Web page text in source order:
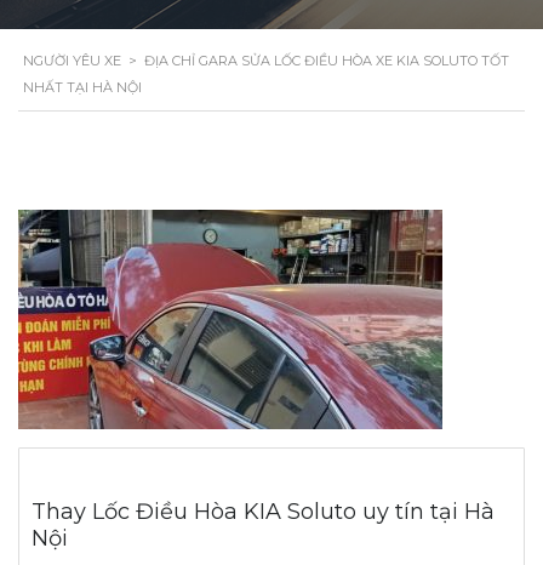
NGƯỜI YÊU XE > ĐỊA CHỈ GARA SỬA LỐC ĐIỀU HÒA XE KIA SOLUTO TỐT
NHẤT TẠI HÀ NỘI
Thay Lốc Điều Hòa KIA Soluto uy tín tại Hà
Nội